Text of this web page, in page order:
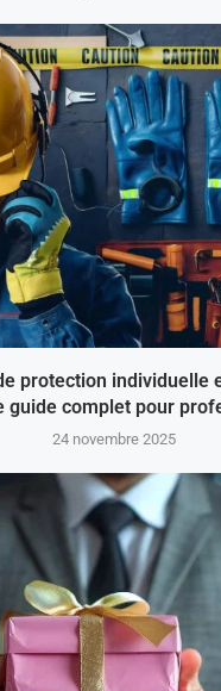
protection individuelle
guide complet pour
24 novembre 2025